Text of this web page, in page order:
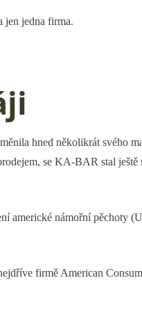
jen jedna firma.
hned několikrát svého
se KA-BAR stal
americké námořní pěchoty
firmě American